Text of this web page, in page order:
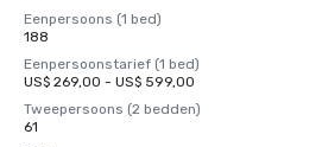
Eenpersoons (1 bed)
188
Eenpersoonstarief (1 bed)
US$ 269,00 - US$ 599,00
Tweepersoons (2 bedden)
61